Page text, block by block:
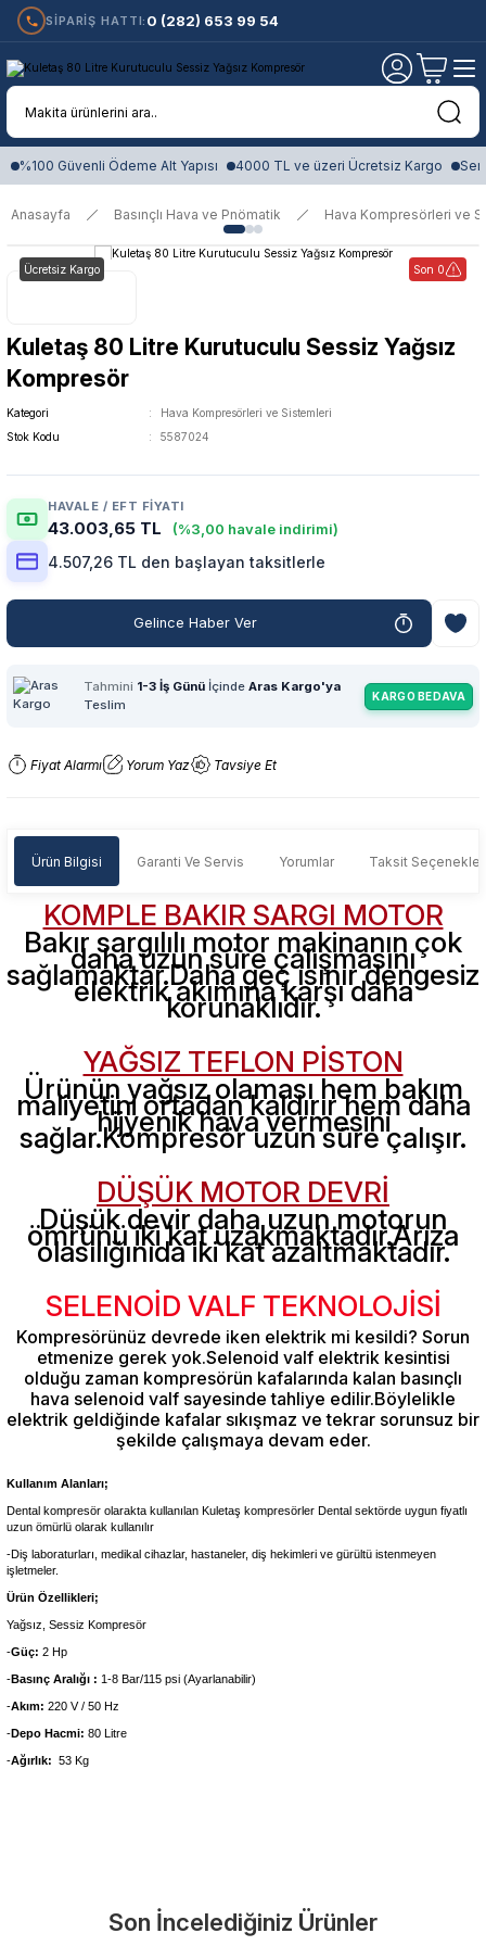
SİPARİŞ HATTI: 0 (282) 653 99 54
%100 Güvenli Ödeme Alt Yapısı 4000 TL ve üzeri Ücretsiz Kargo
Anasayfa Basınçlı Hava ve Pnömatik Hava Kompresörleri ve
Ücretsiz Kargo Son 0
Kuletaş 80 Litre Kurutuculu Sessiz Yağsız
Kompresör
Kategori
Hava Kompresörleri ve Sistemleri
Stok Kodu
5587024
HAVALE / EFT FIYATI
43.003,65 TL (%3,00 havale indirimi)
4.507,26 TL den başlayan taksitlerle
Gelince Haber Ver
Tahmini 1-3 İş Günü İçinde Aras Kargo'ya
Teslim
KARGO BEDAVA
Fiyat Alarmı Yorum Yaz Tavsiye Et
Ürün Bilgisi Garanti Ve Servis Yorumlar Taksit
KOMPLE BAKIR SARGI MOTOR
Bakır sargılılı motor makinanın çok
daha uzun süre çalışmasını
sağlamaktar.Daha geç ısınır dengesiz
elektrik akımına karşı daha
korunaklıdır.
YAĞSIZ TEFLON PİSTON
Ürünün yağsız olaması hem bakım
maliyetini ortadan kaldırır hem daha
hijyenik hava vermesini
sağlar.Kompresör uzun süre çalışır.
DÜŞÜK MOTOR DEVRİ
Düşük devir daha uzun motorun
ömrünü iki kat uzakmaktadır.Arıza
olasılığınıda iki kat azaltmaktadır.
SELENOİD VALF TEKNOLOJİSİ
Kompresörünüz devrede iken elektrik mi kesildi? Sorun
etmenize gerek yok.Selenoid valf elektrik kesintisi
olduğu zaman kompresörün kafalarında kalan basınçlı
hava selenoid valf sayesinde tahliye edilir.Böylelikle
elektrik geldiğinde kafalar sıkışmaz ve tekrar sorunsuz bir
şekilde çalışmaya devam eder.
Kullanım Alanları;
Dental kompresör olarakta kullanılan Kuletaş kompresörler Dental sektörde uygun fiyatlı
uzun ömürlü olarak kullanılır
-Diş laboraturları, medikal cihazlar, hastaneler, diş hekimleri ve gürültü istenmeyen
işletmeler.
Ürün Özellikleri;
Yağsız, Sessiz Kompresör
-Güç: 2 Hp
-Basınç Aralığı : 1-8 Bar/115 psi (Ayarlanabilir)
-Akım: 220 V / 50 Hz
-Depo Hacmi: 80 Litre
-Ağırlık: 53 Kg
Tüm ürünlerimiz üretici firma garantisi altındadır. Size en yakın
Yorum Yaz
Son İncelediğiniz Ürünler